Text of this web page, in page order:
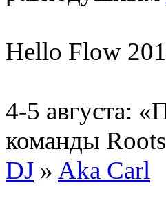
Hello Flow
4-5 августа:
команды
DJ » Aka Carl